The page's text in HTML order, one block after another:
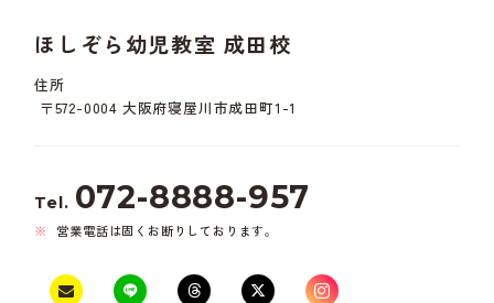
ほしぞら幼児教室 成田校
住所
〒572-0004 大阪府寝屋川市成田町1-1
Tel. 072-8888-957
営業電話は固くお断りしております。